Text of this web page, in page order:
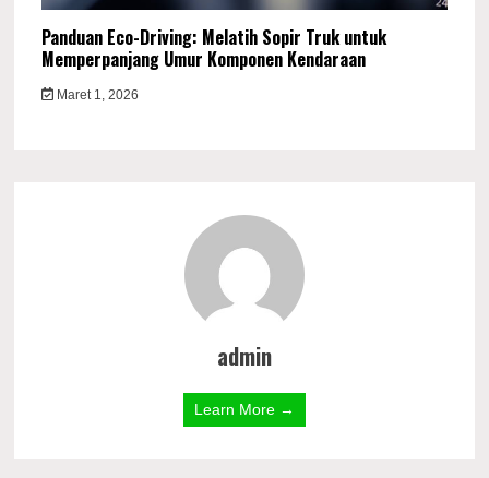
Panduan Eco-Driving: Melatih Sopir Truk untuk
Memperpanjang Umur Komponen Kendaraan
Maret 1, 2026
admin
Learn More →